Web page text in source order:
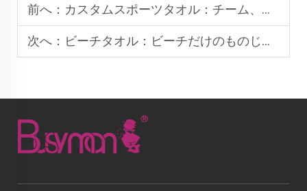
前へ： カスタムスポーツタオル：チーム、イベント、プロモーションに最適
次へ： ビーチタオル：ビーチだけのものじゃない、あらゆる場面での使い方